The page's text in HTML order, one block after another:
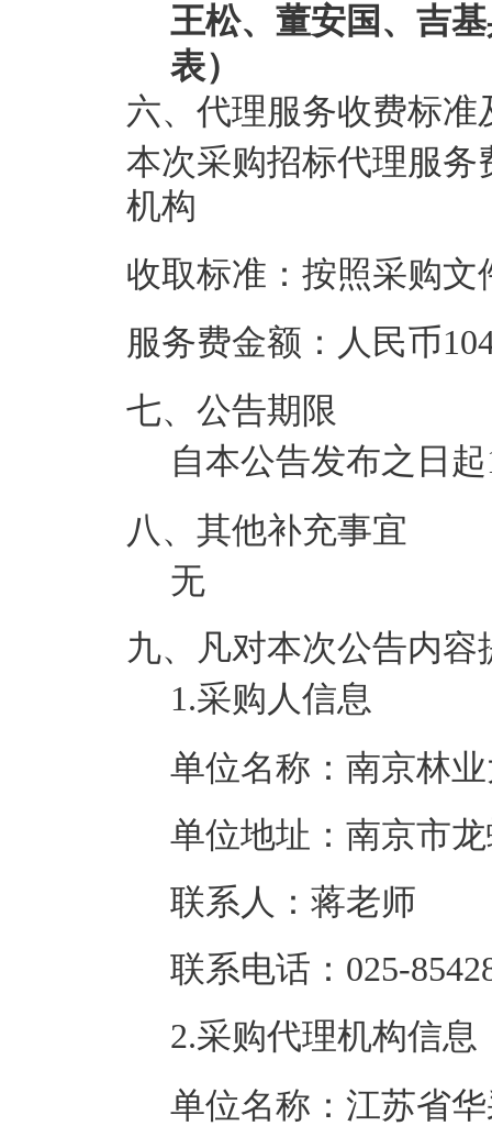
王松、董安国、吉
表）
六、 代理服务收费标准
本次采购招标代理服
机构
收取标准：按照采购
服务费金额： 人民币
七、公告期限
自本公告发布之日
八、其他补充事宜
无
九、凡对本次公告内
1.采购人信息
单位名称：南京林
单位地址：南京市
联系人：蒋老师
联系电话：025-
2.采购代理机构信息
单位名称：江苏省